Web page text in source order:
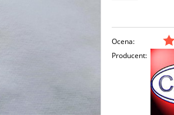
Ocena:
Producent: